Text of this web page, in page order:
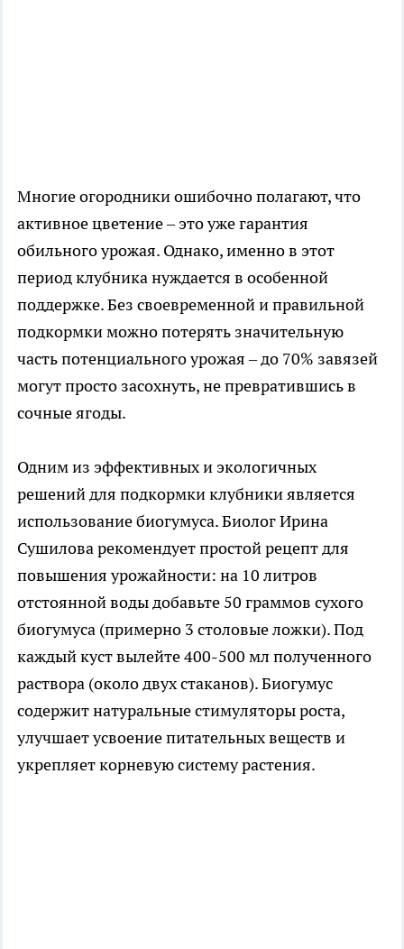
Многие огородники ошибочно полагают, что
активное цветение – это уже гарантия
обильного урожая. Однако, именно в этот
период клубника нуждается в особенной
поддержке. Без своевременной и правильной
подкормки можно потерять значительную
часть потенциального урожая – до 70% завязей
могут просто засохнуть, не превратившись в
сочные ягоды.
Одним из эффективных и экологичных
решений для подкормки клубники является
использование биогумуса. Биолог Ирина
Сушилова рекомендует простой рецепт для
повышения урожайности: на 10 литров
отстоянной воды добавьте 50 граммов сухого
биогумуса (примерно 3 столовые ложки). Под
каждый куст вылейте 400-500 мл полученного
раствора (около двух стаканов). Биогумус
содержит натуральные стимуляторы роста,
улучшает усвоение питательных веществ и
укрепляет корневую систему растения.